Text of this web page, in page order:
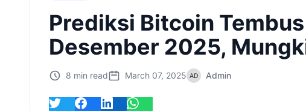
Prediksi Bitcoin
Desember 2025,
8 min read March 07, 2025 Admin